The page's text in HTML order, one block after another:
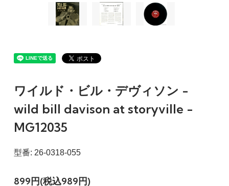
ワイルド・ビル・デヴィソン -
wild bill davison at storyville -
MG12035
型番: 26-0318-055
899円(税込989円)